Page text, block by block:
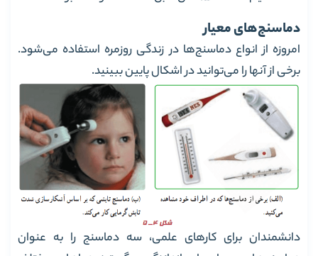
دماسنج‌های معیار
امروزه از انواع دماسنج‌ها در زندگی روزمره استفاده می‌شود.
برخی از آنها را می‌توانید در اشکال پایین ببینید.
دانشمندان برای کارهای علمی، سه دماسنج را به عنوان